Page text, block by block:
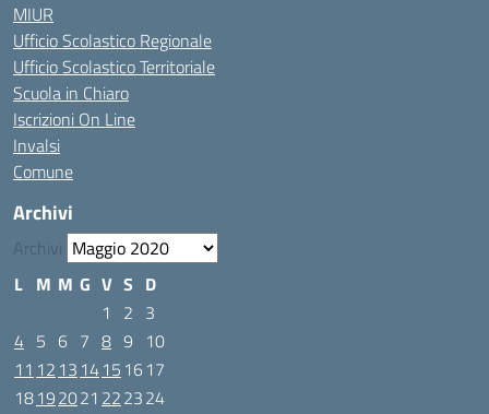
MIUR
Ufficio Scolastico Regionale
Ufficio Scolastico Territoriale
Scuola in Chiaro
Iscrizioni On Line
Invalsi
Comune
Archivi
Archivi
L M M G V S D
1
2 3
4 5 6 7 8 9 10
11 12 13 1415 1617
18192021 222324